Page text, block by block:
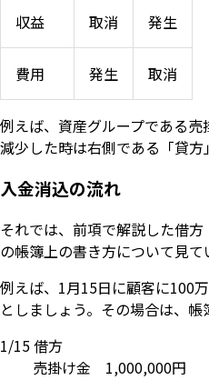
収益 取消 発生
費用 発生 取消
例えば、資産グループである
減少した時は右側である「貸方
入金消込の流れ
それでは、前項で解説した借
の帳簿上の書き方について見て
例えば、1月15日に顧客に100
としましょう。その場合は、帳
1/15 借方
売掛け金 1,000,000円